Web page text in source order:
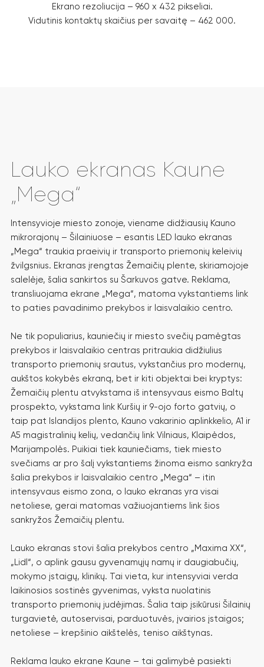
Ekrano rezoliucija – 960 x 432 pikseliai.
Vidutinis kontaktų skaičius per savaitę – 462 000.
Lauko ekranas Kaune
„Mega“
Intensyvioje miesto zonoje, viename didžiausių Kauno
mikrorajonų – Šilainiuose – esantis LED lauko ekranas
„Mega“ traukia praeivių ir transporto priemonių keleivių
žvilgsnius. Ekranas įrengtas Žemaičių plente, skiriamojoje
salelėje, šalia sankirtos su Šarkuvos gatve. Reklama,
transliuojama ekrane „Mega“, matoma vykstantiems link
to paties pavadinimo prekybos ir laisvalaikio centro.
Ne tik populiarius, kauniečių ir miesto svečių pamėgtas
prekybos ir laisvalaikio centras pritraukia didžiulius
transporto priemonių srautus, vykstančius pro modernų,
aukštos kokybės ekraną, bet ir kiti objektai bei kryptys:
Žemaičių plentu atvykstama iš intensyvaus eismo Baltų
prospekto, vykstama link Kuršių ir 9-ojo forto gatvių, o
taip pat Islandijos plento, Kauno vakarinio aplinkkelio, A1 ir
A5 magistralinių kelių, vedančių link Vilniaus, Klaipėdos,
Marijampolės. Puikiai tiek kauniečiams, tiek miesto
svečiams ar pro šalį vykstantiems žinoma eismo sankryža
šalia prekybos ir laisvalaikio centro „Mega“ – itin
intensyvaus eismo zona, o lauko ekranas yra visai
netoliese, gerai matomas važiuojantiems link šios
sankryžos Žemaičių plentu.
Lauko ekranas stovi šalia prekybos centro „Maxima XX“,
„Lidl“, o aplink gausu gyvenamųjų namų ir daugiabučių,
mokymo įstaigų, klinikų. Tai vieta, kur intensyviai verda
laikinosios sostinės gyvenimas, vyksta nuolatinis
transporto priemonių judėjimas. Šalia taip įsikūrusi Šilainių
turgavietė, autoservisai, parduotuvės, įvairios įstaigos;
netoliese – krepšinio aikštelės, teniso aikštynas.
Reklama lauko ekrane Kaune – tai galimybė pasiekti